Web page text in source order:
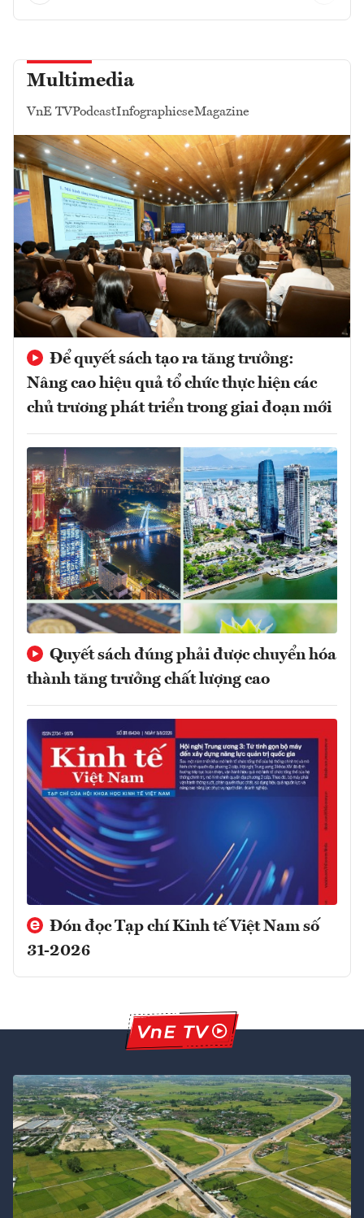
Multimedia
VnE TVPodcastInfographicseMagazine
Để quyết sách tạo ra tăng trưởng:
Nâng cao hiệu quả tổ chức thực hiện các
chủ trương phát triển trong giai đoạn mới
Quyết sách đúng phải được chuyển hóa
thành tăng trưởng chất lượng cao
Đón đọc Tạp chí Kinh tế Việt Nam số
31-2026